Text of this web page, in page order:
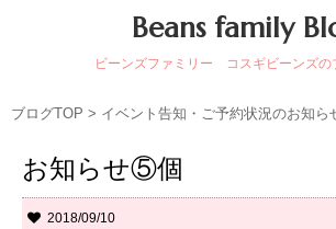
Beans family
ビーンズファミリー コスギビーンズの
ブログTOP > イベント告知・ご予約状況のお知ら
お知らせ⑤個
2018/09/10